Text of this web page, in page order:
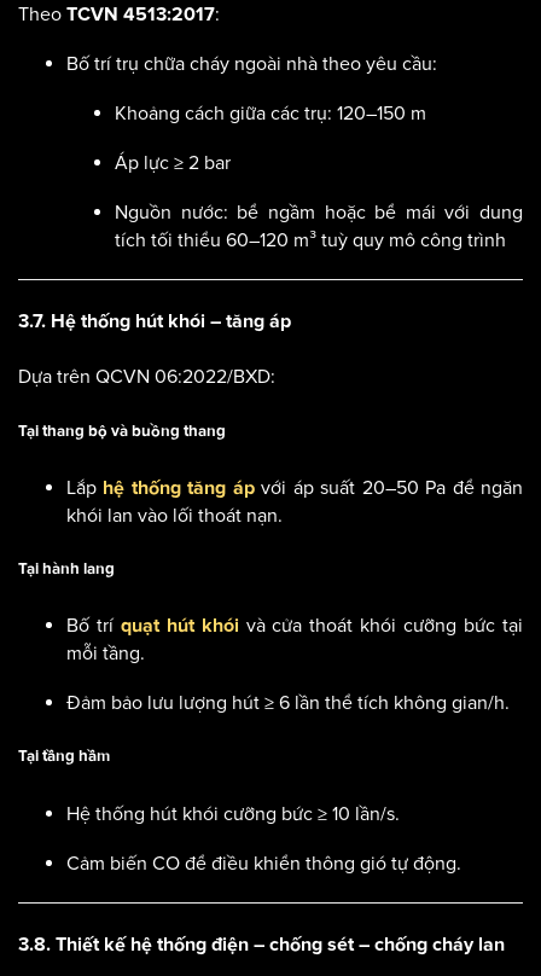
Theo TCVN 4513:2017:
Bố trí trụ chữa cháy ngoài nhà theo yêu cầu:
Khoảng cách giữa các trụ: 120–150 m
Áp lực ≥ 2 bar
Nguồn nước: bể ngầm hoặc bể mái với dung
tích tối thiểu 60–120 m³ tuỳ quy mô công trình
3.7. Hệ thống hút khói – tăng áp
Dựa trên QCVN 06:2022/BXD:
Tại thang bộ và buồng thang
Lắp hệ thống tăng ápvới áp suất 20–50 Pa để ngăn
khói lan vào lối thoát nạn.
Tại hành lang
Bố trí quạt hút khóivà cửa thoát khói cưỡng bức tại
mỗi tầng.
Đảm bảo lưu lượng hút ≥ 6 lần thể tích không gian/h.
Tại tầng hầm
Hệ thống hút khói cưỡng bức ≥ 10 lần/s.
Cảm biến CO để điều khiển thông gió tự động.
3.8. Thiết kế hệ thống điện – chống sét – chống cháy lan